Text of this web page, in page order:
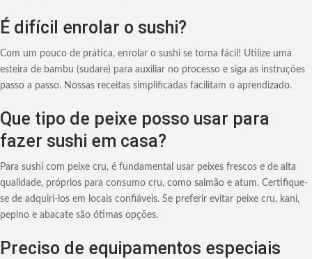
É difícil enrolar o sushi?
Com um pouco de prática, enrolar o sushi se torna fácil! Utilize uma
esteira de bambu (sudare) para auxiliar no processo e siga as instruções
passo a passo. Nossas receitas simplificadas facilitam o aprendizado.
Que tipo de peixe posso usar para
fazer sushi em casa?
Para sushi com peixe cru, é fundamental usar peixes frescos e de alta
qualidade, próprios para consumo cru, como salmão e atum. Certifique-
se de adquiri-los em locais confiáveis. Se preferir evitar peixe cru, kani,
pepino e abacate são ótimas opções.
Preciso de equipamentos especiais